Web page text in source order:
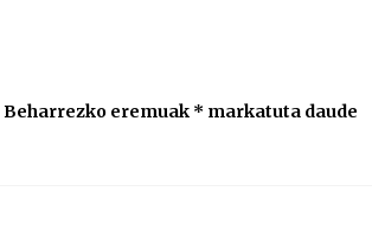
Beharrezko eremuak * markatuta daude